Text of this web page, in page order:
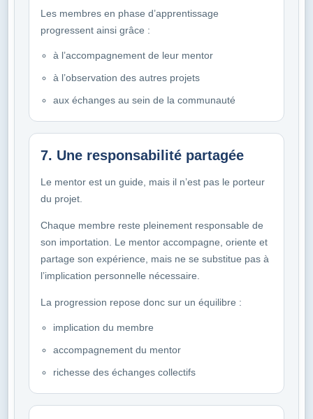
Les membres en phase d’apprentissage
progressent ainsi grâce :
à l’accompagnement de leur mentor
à l’observation des autres projets
aux échanges au sein de la communauté
7. Une responsabilité partagée
Le mentor est un guide, mais il n’est pas le porteur
du projet.
Chaque membre reste pleinement responsable de
son importation. Le mentor accompagne, oriente et
partage son expérience, mais ne se substitue pas à
l’implication personnelle nécessaire.
La progression repose donc sur un équilibre :
implication du membre
accompagnement du mentor
richesse des échanges collectifs